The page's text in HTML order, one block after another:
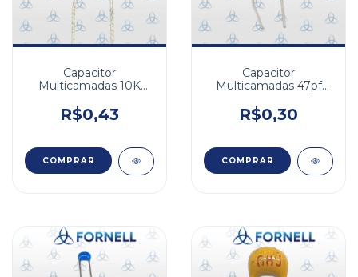
Capacitor
Multicamadas 10K
5,08mm
R$0,43
Capacitor
Multicamadas 47pf
R$0,30